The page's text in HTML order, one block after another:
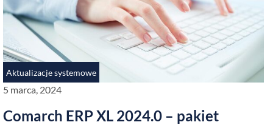
Aktualizacje systemowe
5 marca, 2024
Comarch ERP XL 2024.0 – pakiet